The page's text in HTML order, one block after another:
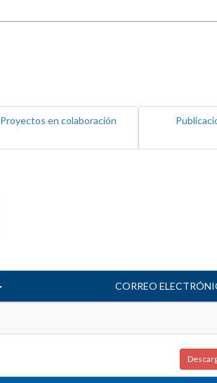
Proyectos en colaboración
CORREO